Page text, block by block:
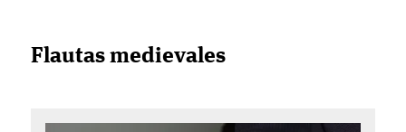
Flautas medievales